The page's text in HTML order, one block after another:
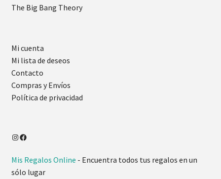
The Big Bang Theory
Mi cuenta
Mi lista de deseos
Contacto
Compras y Envíos
Política de privacidad
Mis Regalos Online - Encuentra todos tus regalos en un
sólo lugar